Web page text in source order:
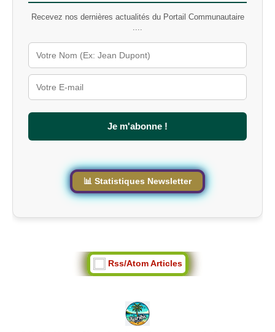
t
-
l
é
u
r
l
e
Recevez nos dernières actualités du Portail Communautaire
....
Je m'abonne !
📊 Statistiques Newsletter
Rss/Atom Articles